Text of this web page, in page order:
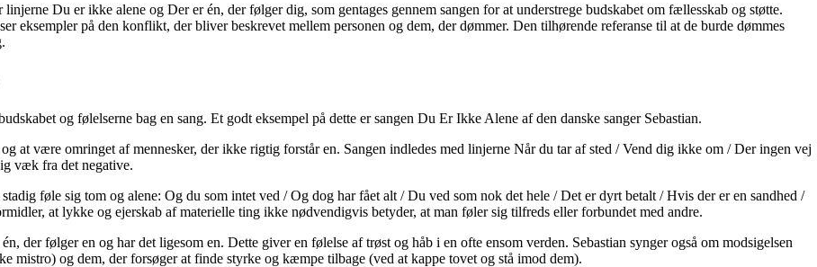
Du er ikke alene og Der er én, der følger dig, som gentages gennem sangen for at understrege budskabet om fællesskab og støtte.
eksempler på den konflikt, der bliver beskrevet mellem personen og dem, der dømmer. Den tilhørende referanse til at de burde dømmes
og følelserne bag en sang. Et godt eksempel på dette er sangen Du Er Ikke Alene af den danske sanger Sebastian.
at være omringet af mennesker, der ikke rigtig forstår en. Sangen indledes med linjerne Når du tar af sted / Vend dig ikke om / Der ingen vej
væk fra det negative.
føle sig tom og alene: Og du som intet ved / Og dog har fået alt / Du ved som nok det hele / Det er dyrt betalt / Hvis der er en sandhed /
at lykke og ejerskab af materielle ting ikke nødvendigvis betyder, at man føler sig tilfreds eller forbundet med andre.
der følger en og har det ligesom en. Dette giver en følelse af trøst og håb i en ofte ensom verden. Sebastian synger også om modsigelsen
mistro) og dem, der forsøger at finde styrke og kæmpe tilbage (ved at kappe tovet og stå imod dem).